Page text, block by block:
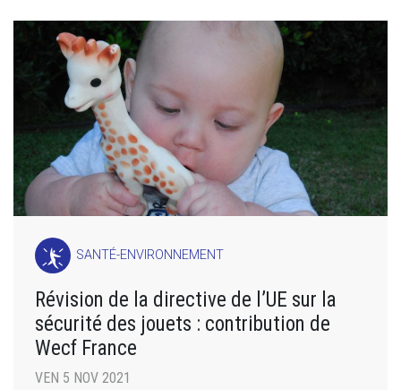
SANTÉ-ENVIRONNEMENT
Révision de la directive de l’UE sur la
sécurité des jouets : contribution de
Wecf France
VEN 5 NOV 2021